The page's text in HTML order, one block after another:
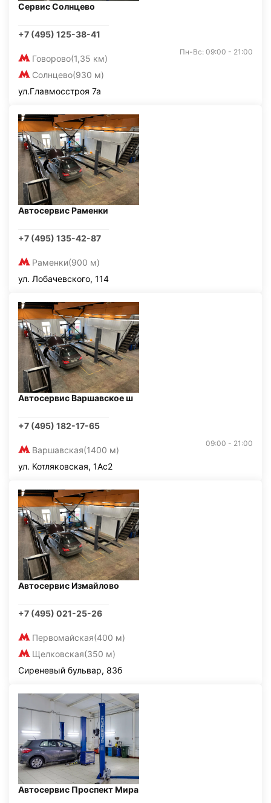
Сервис Солнцево
+7 (495) 125-38-41
Говорово(1,35 км)
Солнцево(930 м)
Пн-Вс: 09:00 - 21:00
ул.Главмосстроя 7а
Автосервис Раменки
+7 (495) 135-42-87
Раменки(900 м)
ул. Лобачевского, 114
Автосервис Варшавское ш
+7 (495) 182-17-65
Варшавская(1400 м)
09:00 - 21:00
ул. Котляковская, 1Ас2
Автосервис Измайлово
+7 (495) 021-25-26
Первомайская(400 м)
Щелковская(350 м)
Сиреневый бульвар, 83б
Автосервис Проспект Мира